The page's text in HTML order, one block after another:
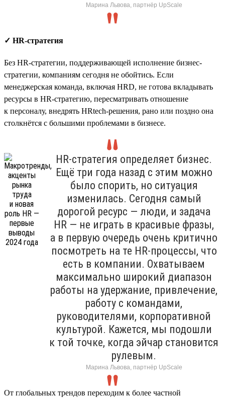
Марина Львова, партнёр UpScale
✓ HR-стратегия
Без HR-стратегии, поддерживающей исполнение бизнес-
стратегии, компаниям сегодня не обойтись. Если
менеджерская команда, включая HRD, не готова вкладывать
ресурсы в HR-стратегию, пересматривать отношение
к персоналу, внедрять HRtech-решения, рано или поздно она
столкнётся с большими проблемами в бизнесе.
HR-стратегия определяет бизнес.
Ещё три года назад с этим можно
было спорить, но ситуация
изменилась. Сегодня самый
дорогой ресурс — люди, и задача
HR — не играть в красивые фразы,
а в первую очередь очень критично
посмотреть на те HR-процессы, что
есть в компании. Охватываем
максимально широкий диапазон
работы на удержание, привлечение,
работу с командами,
руководителями, корпоративной
культурой. Кажется, мы подошли
к той точке, когда эйчар становится
рулевым.
Марина Львова, партнёр UpScale
От глобальных трендов переходим к более частной